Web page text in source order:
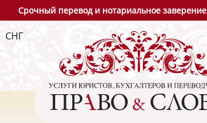
Срочный перевод и нотариальное
СНГ